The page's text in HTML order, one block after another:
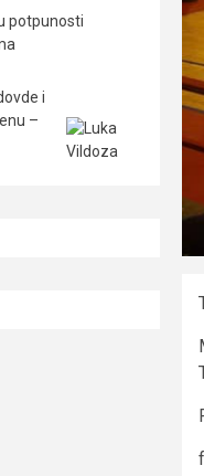
potpunosti
i
–